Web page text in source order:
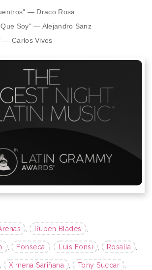
— Draco Rosa
Soy" — Alejandro Sanz
— Carlos Vives
, Rubén Blades ,
, Fonseca , Luis Fonsi , Rosalía ,
, Ximena Sariñana , Tony Succar ,